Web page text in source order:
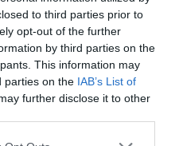
to third parties prior to
opt-out of the further
by third parties on the
This information may
parties on the IAB’s List of
further disclose it to other
uses one or more Google
VOLT ILYEN ALACSONY AZ
MAGYARORSZÁGON
07|Mindenki ügye